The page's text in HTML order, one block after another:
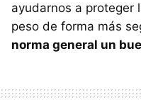
ayudarnos a proteger
peso de forma más
norma general un